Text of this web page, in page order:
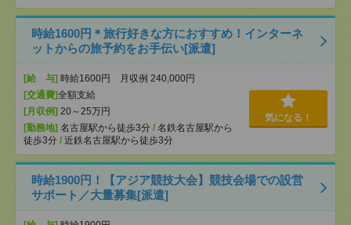
時給1600円＊旅行好きな方におすすめ！インターネ
ットからの旅予約をお手伝い[派遣]
[給 与] 時給1600円 月収例 240,000円
[交通費]全額支給
[月収例] 20～25万円
[勤務地] 名古屋駅から徒歩3分 / 名鉄名古屋駅から
徒歩3分 / 近鉄名古屋駅から徒歩3分
気になる！
時給1900円！【アジア競技大会】競技会場での設営
サポート／大量募集[派遣]